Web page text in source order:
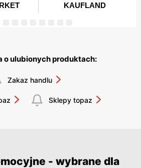
o ulubionych produktach:
Zakaz handlu
Sklepy topaz
- wybrane dla